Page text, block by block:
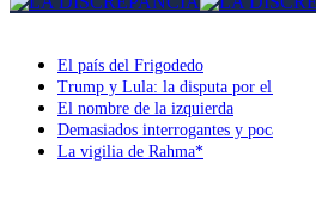
El país del Frigodedo
Trump y Lula: la disputa por el
El nombre de la izquierda
Demasiados interrogantes y pocas
La vigilia de Rahma*